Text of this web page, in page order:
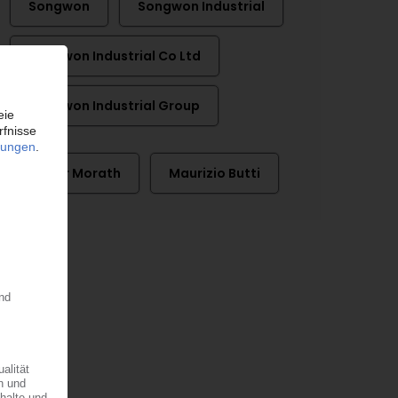
Songwon Songwon Industrial
Songwon Industrial Co Ltd
Songwon Industrial Group
Dieter Morath Maurizio Butti